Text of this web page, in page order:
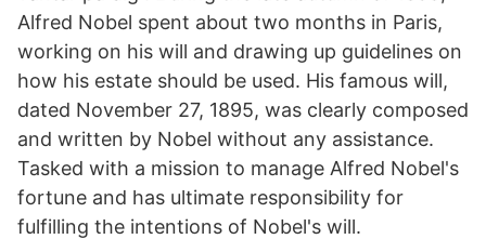
Alfred Nobel spent about two months in Paris,
working on his will and drawing up guidelines on
how his estate should be used. His famous will,
dated November 27, 1895, was clearly composed
and written by Nobel without any assistance.
Tasked with a mission to manage Alfred Nobel's
fortune and has ultimate responsibility for
fulfilling the intentions of Nobel's will.